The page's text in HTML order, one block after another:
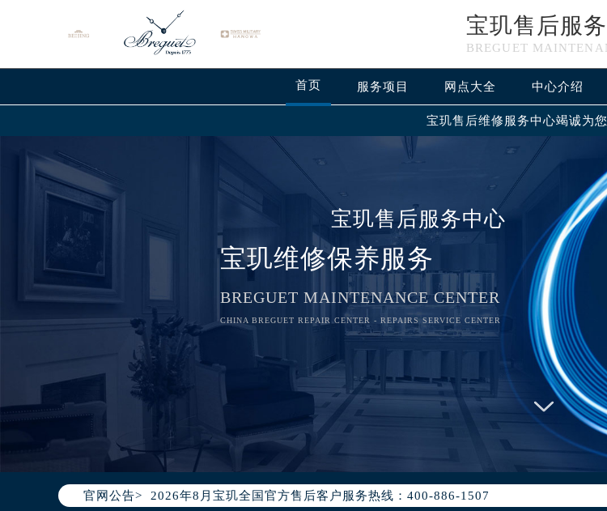
宝玑售后服
BREGUET
首页 服务项目 网点大全 中心介绍
宝玑售后维修服务中心竭诚为您
宝玑售后服务中心
宝玑维修保养服务
BREGUET MAINTENANCE CENTER
CHINA BREGUET REPAIR CENTER - REPAIRS SERVICE CENTER
官网公告>
2026年8月宝玑中国区售后服务网络优化升级公告
2026年8月宝玑全国官方售后客户服务热线：400-886-1507
宝玑官方全国统一服务热线400-886-1507，服务覆盖中国大陆、香港、澳门、